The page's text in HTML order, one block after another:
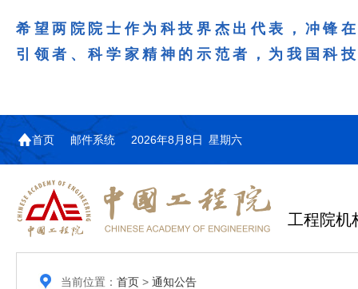
希望两院院士作为科技界杰出代表，冲锋
引领者、科学家精神的示范者，为我国科
首页 邮件系统 2026年8月8日 星期六
工程院机
当前位置： 首页> 通知公告